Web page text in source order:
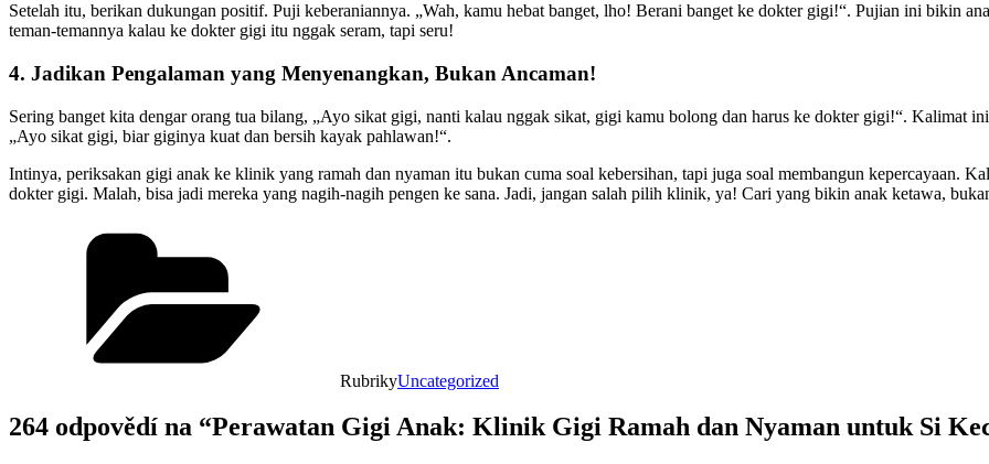
Setelah itu, berikan dukungan positif. Puji keberaniannya. „Wah, kamu hebat banget, lho! Berani banget ke dokter gigi!“. Pujian ini bikin
teman-temannya kalau ke dokter gigi itu nggak seram, tapi seru!
4. Jadikan Pengalaman yang Menyenangkan, Bukan Ancaman!
Sering banget kita dengar orang tua bilang, „Ayo sikat gigi, nanti kalau nggak sikat, gigi kamu bolong dan harus ke dokter gigi!“. Kalimat
„Ayo sikat gigi, biar giginya kuat dan bersih kayak pahlawan!“.
Intinya, periksakan gigi anak ke klinik yang ramah dan nyaman itu bukan cuma soal kebersihan, tapi juga soal membangun kepercayaan.
dokter gigi. Malah, bisa jadi mereka yang nagih-nagih pengen ke sana. Jadi, jangan salah pilih klinik, ya! Cari yang bikin anak ketawa,
RubrikyUncategorized
264 odpovědí na “Perawatan Gigi Anak: Klinik Gigi Ramah dan Nyaman untuk Si